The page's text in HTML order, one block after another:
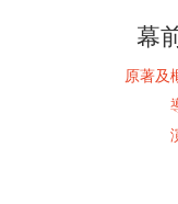
幕
原著及